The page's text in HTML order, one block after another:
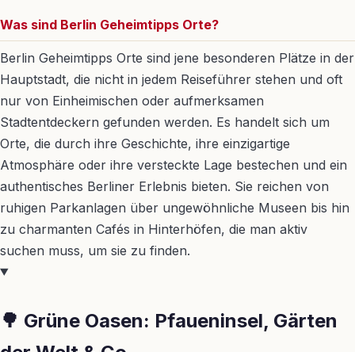
Was sind Berlin Geheimtipps Orte?
Berlin Geheimtipps Orte sind jene besonderen Plätze in der
Hauptstadt, die nicht in jedem Reiseführer stehen und oft
nur von Einheimischen oder aufmerksamen
Stadtentdeckern gefunden werden. Es handelt sich um
Orte, die durch ihre Geschichte, ihre einzigartige
Atmosphäre oder ihre versteckte Lage bestechen und ein
authentisches Berliner Erlebnis bieten. Sie reichen von
ruhigen Parkanlagen über ungewöhnliche Museen bis hin
zu charmanten Cafés in Hinterhöfen, die man aktiv
suchen muss, um sie zu finden.
🌳 Grüne Oasen: Pfaueninsel, Gärten